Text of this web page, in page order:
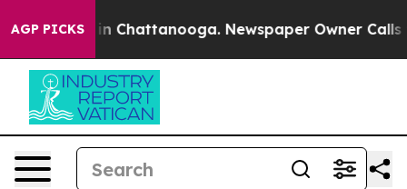
AGP PICKS
Chaos in Chattanooga. Newspaper Owner Calls